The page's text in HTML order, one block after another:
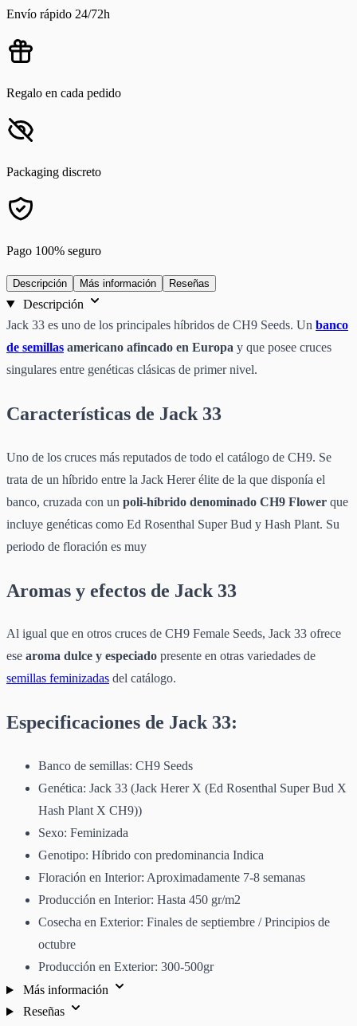
Envío rápido 24/72h
Regalo en cada pedido
Packaging discreto
Pago 100% seguro
Descripción Más información Reseñas
Descripción
Jack 33 es uno de los principales híbridos de CH9 Seeds. Un banco
de semillas americano afincado en Europa y que posee cruces
singulares entre genéticas clásicas de primer nivel.
Características de Jack 33
Uno de los cruces más reputados de todo el catálogo de CH9. Se
trata de un híbrido entre la Jack Herer élite de la que disponía el
banco, cruzada con un poli-híbrido denominado CH9 Flower que
incluye genéticas como Ed Rosenthal Super Bud y Hash Plant. Su
periodo de floración es muy
Aromas y efectos de Jack 33
Al igual que en otros cruces de CH9 Female Seeds, Jack 33 ofrece
ese aroma dulce y especiado presente en otras variedades de
semillas feminizadas del catálogo.
Especificaciones de Jack 33:
Banco de semillas: CH9 Seeds
Genética: Jack 33 (Jack Herer X (Ed Rosenthal Super Bud X
Hash Plant X CH9))
Sexo: Feminizada
Genotipo: Híbrido con predominancia Indica
Floración en Interior: Aproximadamente 7-8 semanas
Producción en Interior: Hasta 450 gr/m2
Cosecha en Exterior: Finales de septiembre / Principios de
octubre
Producción en Exterior: 300-500gr
Más información
Reseñas